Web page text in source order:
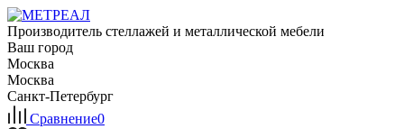
Производитель стеллажей и металлической мебели
Ваш город
Москва
Москва
Санкт-Петербург
Сравнение0